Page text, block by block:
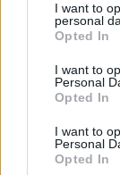
I want to
personal
Opted In
I want to
Personal
Opted In
I want to
Personal
Opted In